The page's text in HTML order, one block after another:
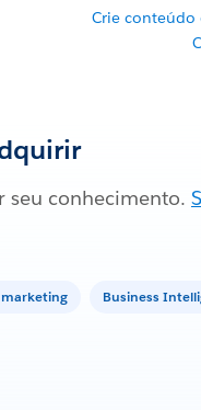
Crie conteúdo
seu conhecimento.
marketing Business